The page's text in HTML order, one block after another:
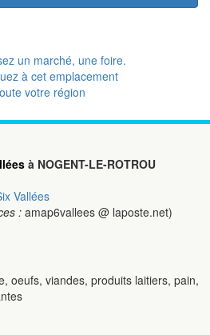
un marché, une foire.
à cet emplacement
votre région
à NOGENT-LE-ROTROU
Vallées
: amap6vallees @ laposte.net)
oeufs, viandes, produits laitiers, pain,